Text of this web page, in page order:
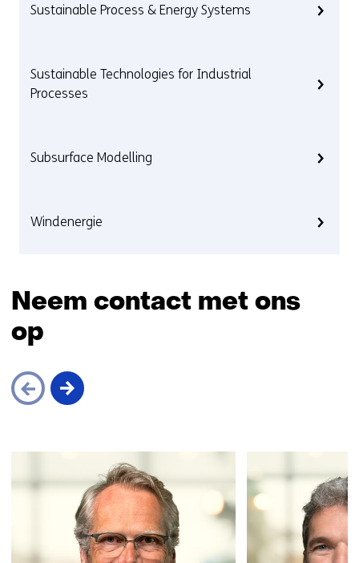
Sustainable Process & Energy Systems
Sustainable Technologies for Industrial
Processes
Subsurface Modelling
Windenergie
Neem contact met ons
op
contact
met